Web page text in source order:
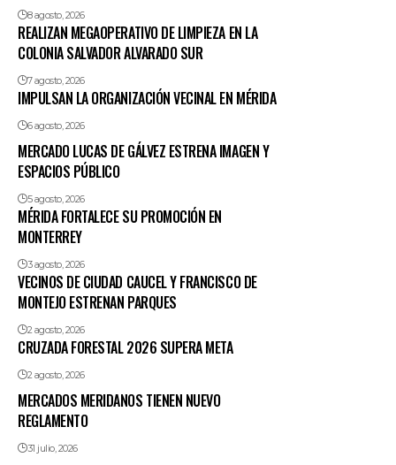
8 agosto, 2026
REALIZAN MEGAOPERATIVO DE LIMPIEZA EN LA
COLONIA SALVADOR ALVARADO SUR
7 agosto, 2026
IMPULSAN LA ORGANIZACIÓN VECINAL EN MÉRIDA
6 agosto, 2026
MERCADO LUCAS DE GÁLVEZ ESTRENA IMAGEN Y
ESPACIOS PÚBLICO
5 agosto, 2026
MÉRIDA FORTALECE SU PROMOCIÓN EN
MONTERREY
3 agosto, 2026
VECINOS DE CIUDAD CAUCEL Y FRANCISCO DE
MONTEJO ESTRENAN PARQUES
2 agosto, 2026
CRUZADA FORESTAL 2026 SUPERA META
2 agosto, 2026
MERCADOS MERIDANOS TIENEN NUEVO
REGLAMENTO
31 julio, 2026